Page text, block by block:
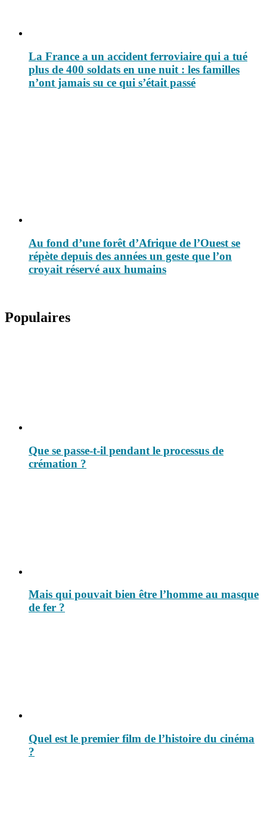
La France a un accident ferroviaire qui a tué
plus de 400 soldats en une nuit : les familles
n’ont jamais su ce qui s’était passé
Au fond d’une forêt d’Afrique de l’Ouest se
répète depuis des années un geste que l’on
croyait réservé aux humains
Populaires
Que se passe-t-il pendant le processus de
crémation ?
Mais qui pouvait bien être l’homme au masque
de fer ?
Quel est le premier film de l’histoire du cinéma
?